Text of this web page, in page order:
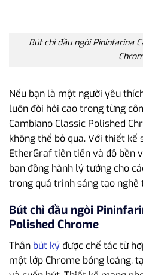
Bút chì đầu ngòi Pininfarina
Nếu bạn là một người yêu
luôn đòi hỏi cao trong từng
Cambiano Classic Polished
không thể bỏ qua. Với thiết kế
EtherGraf tiên tiến và độ bền
bạn đồng hành lý tưởng cho
trong quá trình sáng tạo nghệ
Bút chì đầu ngòi
Polished Chrome
Thân bút ký được chế tác từ
một lớp Chrome bóng loáng,